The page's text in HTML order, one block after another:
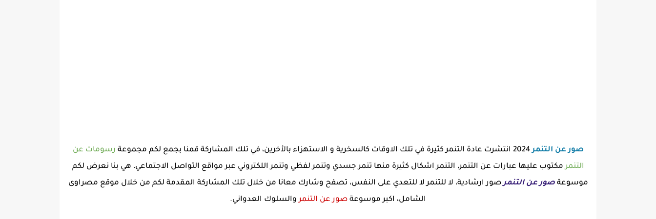
صور عن التنمر2024 انتشرت عادة التنمر كثيرة في تلك الاوقات كالسخرية و الاستهزاء بالأخرين، في تلك المشاركة قمنا بجمع لكم مجموعة
رسومات عن
التنمرمكتوب عليها عبارات عن التنمر، التنمر اشكال كثيرة منها تنمر جسدي وتنمر لفظي وتنمر اللكتروني عبر مواقع التواصل الاجتماعي، هي بنا نعرض لكم
موسوعةصور عن التنمرصور ارشادية، لا للتنمر لا للتعدي على النفس، تصفح وشارك معانا من خلال تلك المشاركة المقدمة لكم من خلال موقع مصراوى
الشامل، اكبر موسوعة صور عن التنمروالسلوك العدواني.